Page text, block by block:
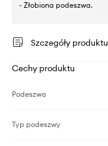
- Żłobiona podeszwa.
Szczegóły produktu
Cechy produktu
Podeszwa
Typ podeszwy